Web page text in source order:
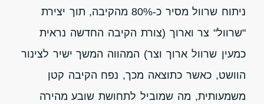
ניתוח שרוול מסיר כ-80% מהקיבה, תוך יצירת
"שרוול" צר וארוך (צורת הקיבה החדשה נראית
כמעין שרוול ארוך וצר) המהווה המשך ישיר לצינור
הוושט, כאשר כתוצאה מכך, נפח הקיבה קטן
משמעותית, מה שמוביל לתחושת שובע מהירה